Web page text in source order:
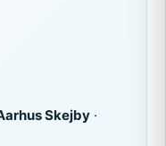
Skejby ·